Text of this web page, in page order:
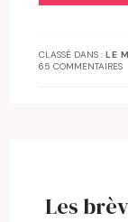
CLASSÉ DANS :LE
65 COMMENTAIRES
Les